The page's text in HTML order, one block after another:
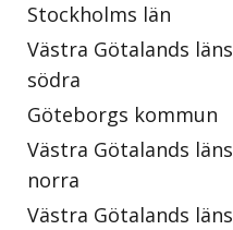
Stockholms län
Västra Götalands läns
södra
Göteborgs kommun
Västra Götalands läns
norra
Västra Götalands läns